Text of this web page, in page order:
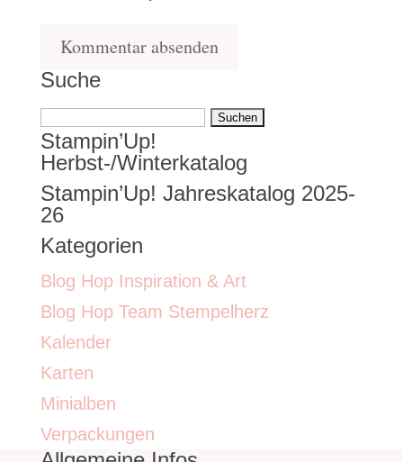
Suche
Suchen
nach:
Stampin’Up!
Herbst-/Winterkatalog
Stampin’Up! Jahreskatalog 2025-
26
Kategorien
Blog Hop Inspiration & Art
Blog Hop Team Stempelherz
Kalender
Karten
Minialben
Verpackungen